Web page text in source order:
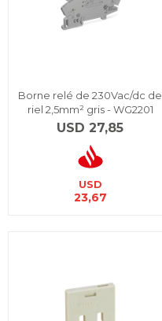
Borne relé de 230Vac/dc de
riel 2,5mm² gris - WG2201
USD 27,85
USD
23,67